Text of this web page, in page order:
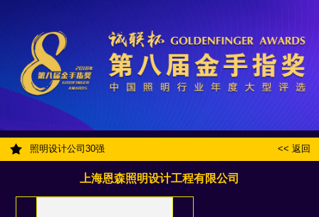
<< 返回
照明设计公司30强
上海恩森照明设计工程有限公司